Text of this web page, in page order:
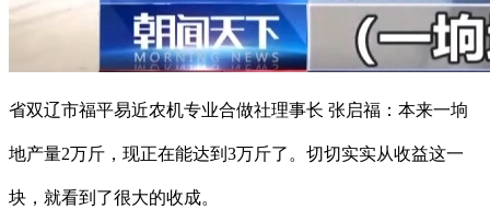
省双辽市福平易近农机专业合做社理事长 张启福：本来一垧
地产量2万斤，现正在能达到3万斤了。切切实实从收益这一
块，就看到了很大的收成。